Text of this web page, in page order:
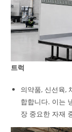
트럭
의약품, 신선육,
합합니다. 이는
장 중요한 자재